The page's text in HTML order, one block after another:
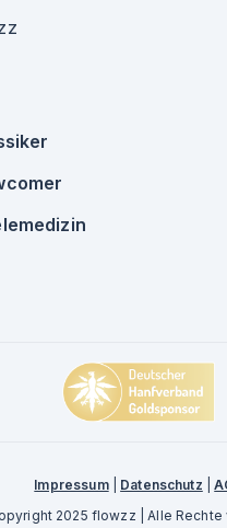
Impressum| Datenschutz |
2025 flowzz | Alle Rechte